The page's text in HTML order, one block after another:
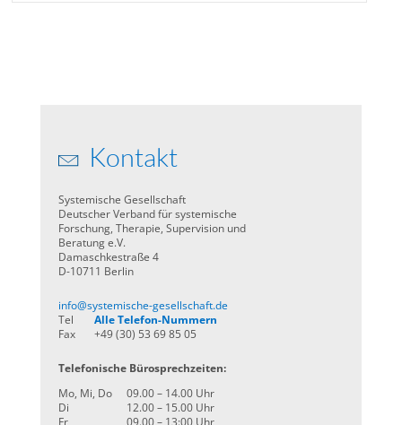
Kontakt
Systemische Gesellschaft
Deutscher Verband für systemische
Forschung, Therapie, Supervision und
Beratung e.V.
Damaschkestraße 4
D-10711 Berlin
info@systemische-gesellschaft.de
Tel
Alle Telefon-Nummern
Fax
+49 (30) 53 69 85 05
Telefonische Bürosprechzeiten:
Mo, Mi, Do
09.00 – 14.00 Uhr
Di
12.00 – 15.00 Uhr